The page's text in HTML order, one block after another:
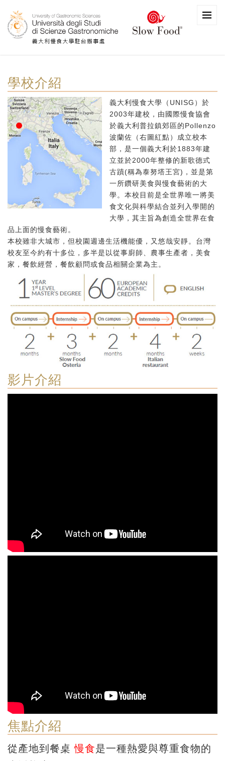
學校介紹
義大利慢食大學（UNISG）於
2003年建校，由國際慢食協會
於義大利普拉鎮郊區的Pollenzo
波蘭佐（右圖紅點）成立校本
部，是一個義大利於1883年建
立並於2000年整修的新歌德式
古蹟(稱為泰努塔王宮)，並是第
一所鑽研美食與慢食藝術的大
學。本校目前是全世界唯一將美
食文化與科學結合並列入學開的
大學，其主旨為創造全世界在食
品上面的慢食藝術。
本校雖非大城市，但校園週邊生活機能優，又悠哉安靜。台灣
校友至今約有十多位，多半是以從事廚師、農事生產者，美食
家，餐飲經營，餐飲顧問或食品相關企業為主。
影片介紹
焦點介紹
從產地到餐桌慢食是一種熱愛與尊重食物的